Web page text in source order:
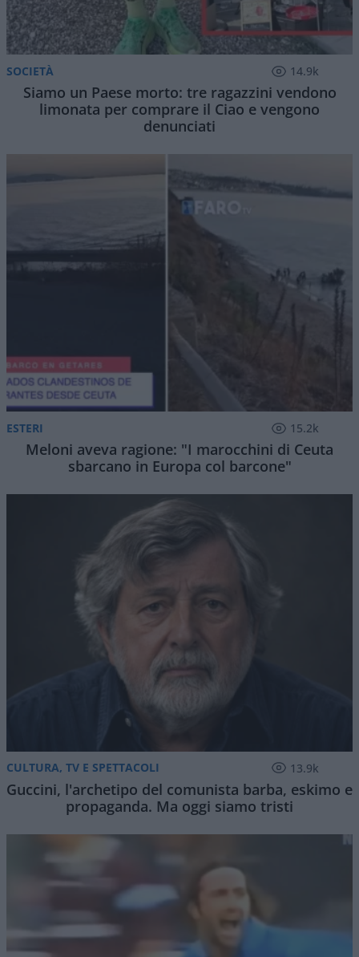
SOCIETÀ 14.9k
Siamo un Paese morto: tre ragazzini vendono
limonata per comprare il Ciao e vengono
denunciati
ESTERI 15.2k
Meloni aveva ragione: "I marocchini di Ceuta
sbarcano in Europa col barcone"
CULTURA, TV E SPETTACOLI 13.9k
Guccini, l'archetipo del comunista barba, eskimo e
propaganda. Ma oggi siamo tristi